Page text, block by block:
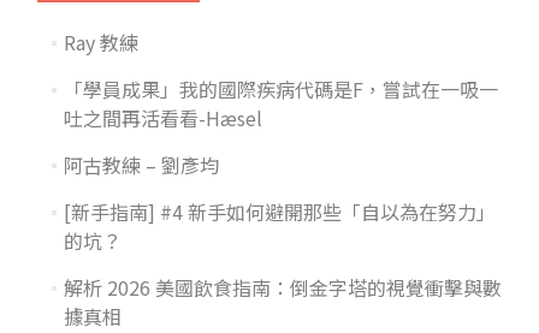
Ray 教練
「學員成果」我的國際疾病代碼是F，嘗試在一吸一
吐之間再活看看-Hæsel
阿古教練 – 劉彥均
[新手指南] #4 新手如何避開那些「自以為在努力」
的坑？
解析 2026 美國飲食指南：倒金字塔的視覺衝擊與數
據真相